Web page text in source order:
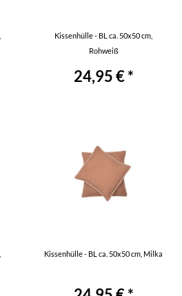
Kissenhülle - BL ca. 50x50 cm,
Rohweiß
24,95 € *
Kissenhülle - BL ca. 50x50 cm, Milka